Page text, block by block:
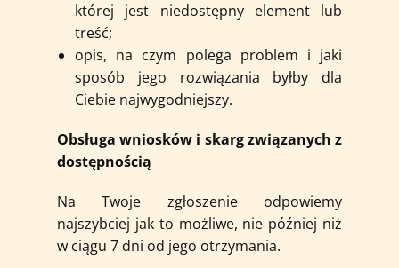
której jest niedostępny element lub
treść;
opis, na czym polega problem i jaki
sposób jego rozwiązania byłby dla
Ciebie najwygodniejszy.
Obsługa wniosków i skarg związanych z
dostępnością
Na Twoje zgłoszenie odpowiemy
najszybciej jak to możliwe, nie później niż
w ciągu 7 dni od jego otrzymania.